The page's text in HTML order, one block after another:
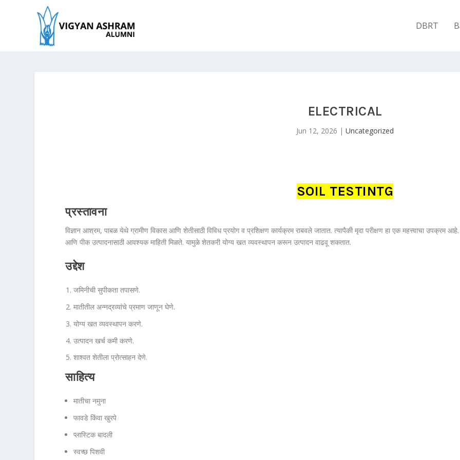
DBRT
ELECTRICAL
Jun 12, 2026 | Uncategorized
SOIL TESTINTG
प्रस्तावना
विज्ञान आश्रम, पाबळ येथे ग्रामीण विकास आणि शेतीसाठी विविध प्रयोग व प्रशिक्षण कार्यक्रम राबवले जातात. त्यापैकी मृदा परीक्षण हा एक महत्त्वाचा उपक्रम
आणि पीक उत्पादनासाठी आवश्यक माहिती मिळते. यामुळे शेतकरी योग्य खत व्यवस्थापन करून उत्पादन वाढवू शकतात.
उद्देश
जमिनीची सुपीकता तपासणे.
मातीतील अन्नद्रव्यांचे प्रमाण जाणून घेणे.
योग्य खत व्यवस्थापन करणे.
उत्पादन खर्च कमी करणे.
शाश्वत शेतीला प्रोत्साहन देणे.
साहित्य
मातीचा नमुना
फावडे किंवा खुरपे
प्लास्टिक बादली
स्वच्छ पिशवी